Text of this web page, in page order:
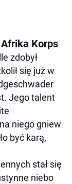
Korps
zdobył
się już w
Jego talent
niego gniew
być karą,
stał się
niebo